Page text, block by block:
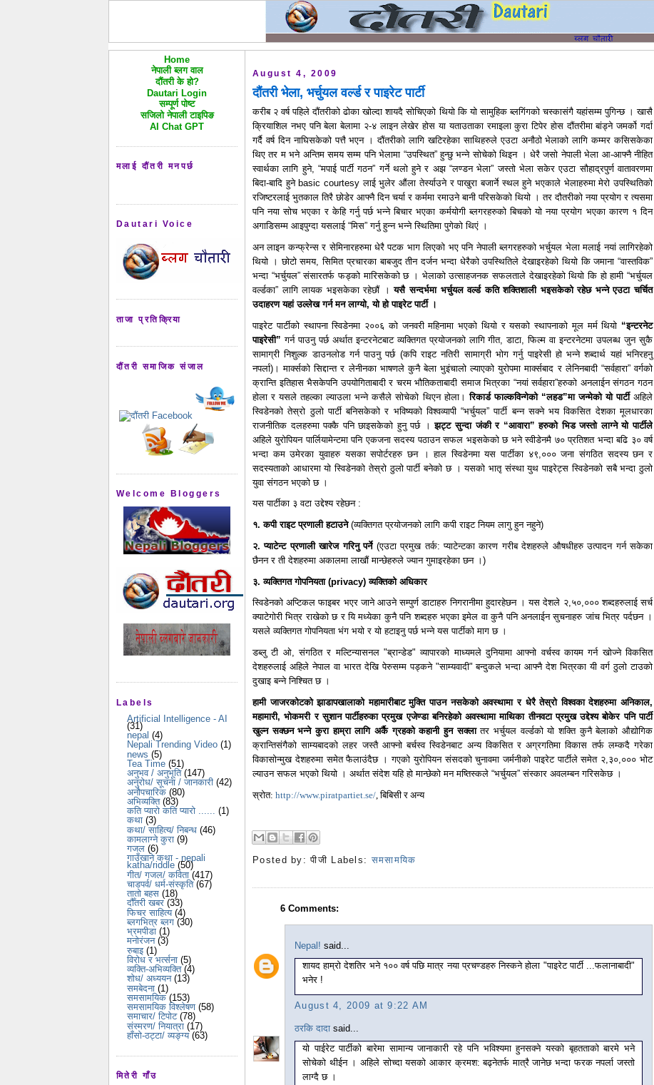
Home
नेपाली ब्लग वाल
दौंतरी के हो?
Dautari Login
सम्पूर्ण पोष्ट
सजिलो नेपाली टाइपिङ
AI Chat GPT
मलाई दौंतरी मनपर्छ
Dautari Voice
ताजा प्रतिक्रिया
दौंतरी समाजिक संजाल
Welcome Bloggers
Labels
Artificial Intelligence - AI
(31)
nepal (4)
Nepali Trending Video (1)
news (5)
Tea Time (51)
अनुभव / अनुभूति (147)
अनुरोध/ सूचना / जानकारी (42)
अनौपचारिक (80)
अभिव्यक्ति (83)
कति प्यारो कति प्यारो ...... (1)
कथा (3)
कथा/ साहित्य/ निबन्ध (46)
कामलाग्ने कुरा (9)
गजल (6)
गाउँखाने कथा - nepali
katha/riddle (50)
गीत/ गजल/ कविता (417)
चाडपर्व/ धर्म-संस्कृति (67)
तातो बहस (18)
दौँतरी खबर (33)
फिचर साहित्य (4)
ब्लगभित्र ब्लग (30)
भ्रमपीडा (1)
मनोरंजन (3)
रुबाइ (1)
विरोध र भर्त्सना (5)
व्यक्ति-अभिव्यक्ति (4)
शोध/ अध्ययन (13)
समबेदना (1)
समसामयिक (153)
समसामयिक विश्लेषण (58)
समाचार/ टिपोट (78)
संस्मरण/ नियात्रा (17)
हाँसो-ठट्टा/ व्यङ्ग्य (63)
मितेरी गाँउ
August 4, 2009
दौंतरी भेला, भर्चुयल वर्ल्ड र पाइरेट पार्टी
करीब २ वर्ष पहिले दौंतरीको ढोका खोल्दा शायदै सोचिएको थियो कि यो सामुहिक ब्लगिंगको चस्कासंगै यहांसम्म पुगिन्छ । खासै
क्रियाशिल नभए पनि बेला बेलामा २-४ लाइन लेखेर होस या यताउताका रमाइला कुरा टिपेर होस दौंतरीमा बांड्ने जमर्को गर्दा
गर्दै वर्ष दिन नाघिसकेको पत्तै भएन । दौंतरीको लागि खटिरहेका साथिहरुले एउटा अनौठो भेलाको लागि कम्मर कसिसकेका
थिए तर म भने अन्तिम समय सम्म पनि भेलामा “उपस्थित” हुन्छु भन्ने सोचेको थिइन । धेरै जसो नेपाली भेला आ-आफ्नै नीहित
स्वार्थका लागि हुने, “मपाई पार्टी गठन” गर्ने थलो हुने र अझ “लण्डन भेला” जस्तो भेला सकेर एउटा सौहाद्रपुर्ण वातावरणमा
बिदा-बादि हुने basic courtesy लाई भुलेर औंला तेर्स्याउने र पाखुरा बजार्ने स्थल हुने भएकाले भेलाहरुमा मेरो उपस्थितिको
रजिष्टरलाई भुतकाल तिरै छोडेर आफ्नै दिन चर्या र कर्ममा रमाउने बानी परिसकेको थियो । तर दौतरीको नया प्रयोग र त्यसमा
पनि नया सोच भएका र केहि गर्नु पर्छ भन्ने बिचार भएका कर्मयोगी ब्लगरहरुको बिचको यो नया प्रयोग भएका कारण १ दिन
अगाडिसम्म आइपुग्दा यसलाई “मिस” गर्नु हुन्न भन्ने स्थितिमा पुगेको थिएं ।
अन लाइन कन्फ्रेन्स र सेमिनारहरुमा धेरै पटक भाग लिएको भए पनि नेपाली ब्लगरहरुको भर्चुयल भेला मलाई नयां लागिरहेको
थियो । छोटो समय, सिमित प्रचारका बाबजुद तीन दर्जन भन्दा धेरैको उपस्थितिले देखाइरहेको थियो कि जमाना “वास्तविक”
भन्दा “भर्चुयल” संसारतर्फ फड्को मारिसकेको छ । भेलाको उत्साहजनक सफलताले देखाइरहेको थियो कि हो हामी “भर्चुयल
वर्ल्डका” लागि लायक भइसकेका रहेछौं ।यसै सन्दर्भमा भर्चुयल वर्ल्ड कति शक्तिशाली भइसकेको रहेछ भन्ने एउटा चर्चित
उदाहरण यहां उल्लेख गर्न मन लाग्यो,यो हो पाइरेट पार्टी ।
पाइरेट पार्टीको स्थापना स्विडेनमा २००६ को जनवरी महिनामा भएको थियो र यसको स्थापनाको मूल मर्म थियो “इन्टरनेट
पाइरेसी” गर्न पाउनु पर्छ अर्थात इन्टरनेटबाट व्यक्तिगत प्रयोजनको लागि गीत, डाटा, फिल्म वा इन्टरनेटमा उपलब्ध जुन सुकै
सामाग्री निशुल्क डाउनलोड गर्न पाउनु पर्छ (कपि राइट नतिरी सामाग्री भोग गर्नु पाइरेसी हो भन्ने शब्दार्थ यहां भनिरहनु
नपर्ला)। मार्क्सको सिद्दान्त र लेनीनका भाषणले कुनै बेला भुइंचालो ल्याएको युरोपमा मार्क्सबाद र लेनिनबादी “सर्वहारा” वर्गको
क्रान्ति इतिहास भैसकेपनि उपयोगिताबादी र चरम भौतिकताबादी समाज भित्रका “नयां सर्वहारा”हरुको अनलाईन संगठन गठन
होला र यसले तहल्का ल्याउला भन्ने कसैले सोचेको थिएन होला।रिकार्ड फाल्कविन्गेको “लहड”मा जन्मेको यो पार्टीअहिले
स्विडेनको तेस्रो ठुलो पार्टी बनिसकेको र भविष्यको विश्वव्यापी “भर्चुयल” पार्टी बन्न सक्ने भय विकसित देशका मूलधारका
राजनीतिक दलहरुमा पक्कै पनि छाइसकेको हुनु पर्छ ।झट्ट सुन्दा जंकी र “आवारा”हरुको भिड जस्तो लाग्ने यो पार्टीले
अहिले युरोपियन पार्लियामेन्टमा पनि एकजना सदस्य पठाउन सफल भइसकेको छ भने स्वीडेनमै ७० प्रतिशत भन्दा बढि ३० वर्ष
भन्दा कम उमेरका युवाहरु यसका सपोर्टरहरु छन । हाल स्विडेनमा यस पार्टीका ४९,००० जना संगठित सदस्य छन र
सदस्यताको आधारमा यो स्विडेनको तेस्रो ठुलो पार्टी बनेको छ । यसको भातृ संस्था युथ पाइरेट्स स्विडेनको सबै भन्दा ठुलो
युवा संगठन भएको छ ।
यस पार्टीका ३ वटा उद्देश्य रहेछन :
१. कपी राइट प्रणाली हटाउने(व्यक्तिगत प्रयोजनको लागि कपी राइट नियम लागु हुन नहुने)
२. प्याटेन्ट प्रणाली खारेज गरिनु पर्ने(एउटा प्रमुख तर्क: प्याटेन्टका कारण गरीब देशहरुले औषधीहरु उत्पादन गर्न सकेका
छैनन र ती देशहरुमा अकालमा लाखौं मान्छेहरुले ज्यान गुमाइरहेका छन ।)
३. व्यक्तिगत गोपनियता (privacy) व्यक्तिको अधिकार
स्विडेनको अप्टिकल फाइबर भएर जाने आउने सम्पुर्ण डाटाहरु निगरानीमा हुदारहेछन । यस देशले २,५०,००० शब्दहरुलाई सर्च
क्याटेगोरी भित्र राखेको छ र यि मध्येका कुनै पनि शब्दहरु भएका इमेल वा कुनै पनि अनलाईन सुचनाहरु जांच भित्र पर्दछन ।
यसले व्यक्तिगत गोपनियता भंग भयो र यो हटाइनु पर्छ भन्ने यस पार्टीको माग छ ।
डब्लु टी ओ, संगठित र मल्टिन्यासनल "ब्रान्डेड" व्यापारको माध्यमले दुनियामा आफ्नो वर्चस्व कायम गर्न खोज्ने विकसित
देशहरुलाई अहिले नेपाल वा भारत देखि पेरुसम्म पड्कने "साम्यवादी" बन्दुकले भन्दा आफ्नै देश भित्रका यी वर्ग ठुलो टाउको
दुखाइ बन्ने निश्चित छ ।
हामी जाजरकोटको झाडापखालाको महामारीबाट मुक्ति पाउन नसकेको अवस्थामा र धेरै तेस्रो विश्वका देशहरुमा अनिकाल,
महामारी,भोकमरी र सुशान पार्टीहरुका प्रमुख एजेण्डा बनिरहेको अवस्थामा माथिका तीनवटा प्रमुख उद्देश्य बोकेर पनि पार्टी
खुल्न सक्छन भन्ने कुरा हाम्रा लागि अर्कै ग्रहको कहानी हुन सक्लातर भर्चुयल वर्ल्डको यो शक्ति कुनै बेलाको औद्योगिक
क्रान्तिसंगैको साम्यबादको लहर जस्तै आफ्नो बर्चस्व स्विडेनबाट अन्य विकसित र अग्रगतिमा विकास तर्फ लम्कदै गरेका
विकासोन्मुख देशहरुमा समेत फैलाउंदैछ । गएको युरोपियन संसदको चुनावमा जर्मनीको पाइरेट पार्टीले समेत २,३०,००० भोट
ल्याउन सफल भएको थियो । अर्थात संदेश यहि हो मान्छेको मन मष्तिस्कले “भर्चुयल” संस्कार अवलम्बन गरिसकेछ ।
स्रोत: http://www.piratpartiet.se/ , बिबिसी र अन्य
Posted by:पीजी Labels:समसामयिक
6 Comments:
Nepal! said...
शायद हाम्रो देशतिर भने १०० वर्ष पछि मात्र नया प्रचण्डहरु निस्कने होला "पाइरेट पार्टी ...फलानाबादी"
भनेर !
August 4, 2009 at 9:22 AM
ठरकि दादा said...
यो पाईरेट पार्टीको बारेमा सामान्य जानाकारी रहे पनि भविश्यमा हुनसक्ने यस्को बृहतताको बारमे भने
सोचेको थीईन । अहिले सोच्दा यसको आकार क्रमश: बढ्नेतर्फ मात्रै जानेछ भन्दा फरक नपर्ला जस्तो
लाग्दै छ ।